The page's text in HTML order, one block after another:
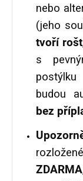
nebo
(jeho
tvoří rošt
s
budou
bez
ZDARMA